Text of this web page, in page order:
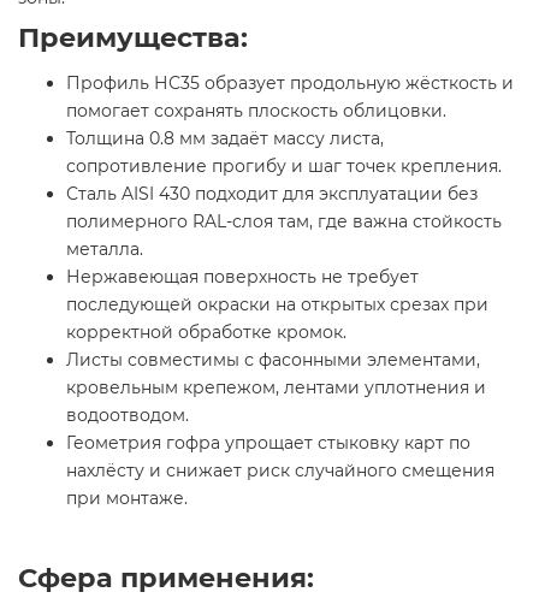
Преимущества:
Профиль НС35 образует продольную жёсткость и
помогает сохранять плоскость облицовки.
Толщина 0.8 мм задаёт массу листа,
сопротивление прогибу и шаг точек крепления.
Сталь AISI 430 подходит для эксплуатации без
полимерного RAL-слоя там, где важна стойкость
металла.
Нержавеющая поверхность не требует
последующей окраски на открытых срезах при
корректной обработке кромок.
Листы совместимы с фасонными элементами,
кровельным крепежом, лентами уплотнения и
водоотводом.
Геометрия гофра упрощает стыковку карт по
нахлёсту и снижает риск случайного смещения
при монтаже.
Сфера применения: